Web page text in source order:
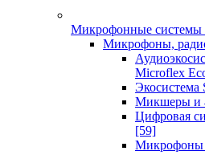
Микрофонные
Микрофоны,
Microflex
Экосистема
Микшеры и
Цифровая
[59]
Микрофоны